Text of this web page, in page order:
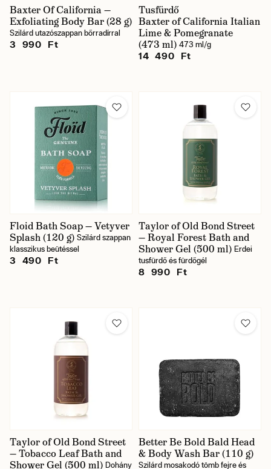
Baxter Of California —
Exfoliating Body Bar (28 g)
Szilárd utazószappan bőrradírral
3 990 Ft
Tusfürdő
Baxter of California Italian
Lime & Pomegranate
(473 ml) 473 ml/g
14 490 Ft
Floid Bath Soap — Vetyver
Splash (120 g) Szilárd szappan
klasszikus beütéssel
3 490 Ft
Taylor of Old Bond Street
— Royal Forest Bath and
Shower Gel (500 ml) Erdei
tusfürdő és fürdőgél
8 990 Ft
Taylor of Old Bond Street
— Tobacco Leaf Bath and
Shower Gel (500 ml) Dohány
Better Be Bold Bald Head
& Body Wash Bar (110 g)
Szilárd mosakodó tömb fejre és